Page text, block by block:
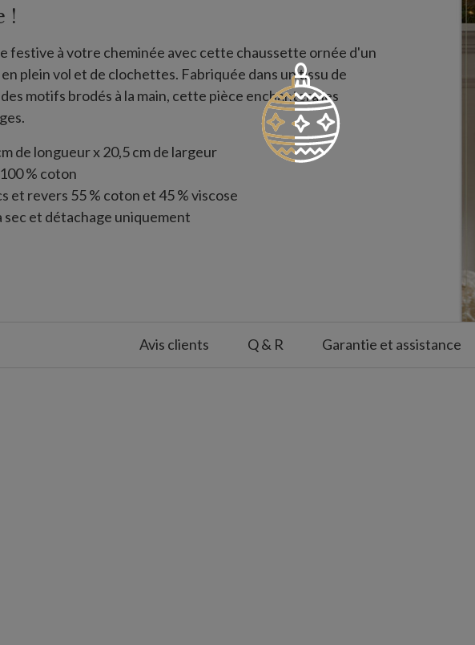
!
festive à votre cheminée avec cette chaussette ornée d'un
plein vol et de clochettes. Fabriquée dans un tissu de
motifs brodés à la main, cette pièce enchantera les
de longueur x 20,5 cm de largeur
% coton
et revers 55 % coton et 45 % viscose
sec et détachage uniquement
Avis clients Q & R Garantie et assistance